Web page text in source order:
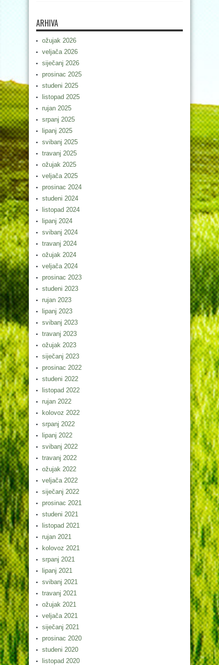
ARHIVA
ožujak 2026
veljača 2026
siječanj 2026
prosinac 2025
studeni 2025
listopad 2025
rujan 2025
srpanj 2025
lipanj 2025
svibanj 2025
travanj 2025
ožujak 2025
veljača 2025
prosinac 2024
studeni 2024
listopad 2024
lipanj 2024
svibanj 2024
travanj 2024
ožujak 2024
veljača 2024
prosinac 2023
studeni 2023
rujan 2023
lipanj 2023
svibanj 2023
travanj 2023
ožujak 2023
siječanj 2023
prosinac 2022
studeni 2022
listopad 2022
rujan 2022
kolovoz 2022
srpanj 2022
lipanj 2022
svibanj 2022
travanj 2022
ožujak 2022
veljača 2022
siječanj 2022
prosinac 2021
studeni 2021
listopad 2021
rujan 2021
kolovoz 2021
srpanj 2021
lipanj 2021
svibanj 2021
travanj 2021
ožujak 2021
veljača 2021
siječanj 2021
prosinac 2020
studeni 2020
listopad 2020